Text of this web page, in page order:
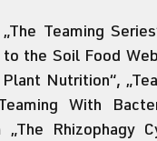
to the Soil Food
Nutrition“,
With
„The Rhizophagy